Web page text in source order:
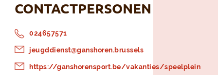
CONTACTPERSONEN
024657571
jeugddienst@ganshoren.brussels
https://ganshorensport.be/vakanties/speelplein